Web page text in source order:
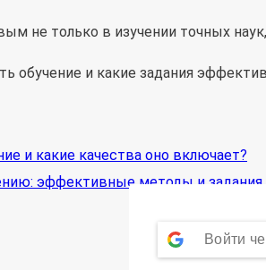
не только в изучении точных
обучение и какие задания
и какие качества оно включает?
эффективные методы и задания
Войти